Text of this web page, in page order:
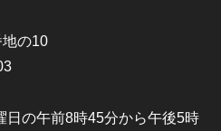
の10
日の午前8時45分から午後5時